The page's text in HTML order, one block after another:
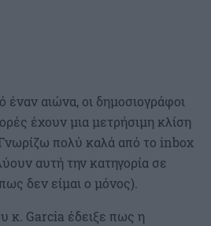
αιώνα, οι δημοσιογράφοι
έχουν μια μετρήσιμη κλίση
πολύ καλά από το inbox
αυτή την κατηγορία σε
δεν είμαι ο μόνος).
κ. Garcia έδειξε πως η